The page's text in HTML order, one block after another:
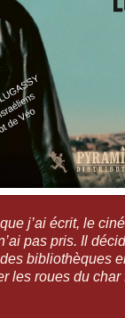
j’ai écrit, le
pas pris. Il
bibliothèques
les roues du